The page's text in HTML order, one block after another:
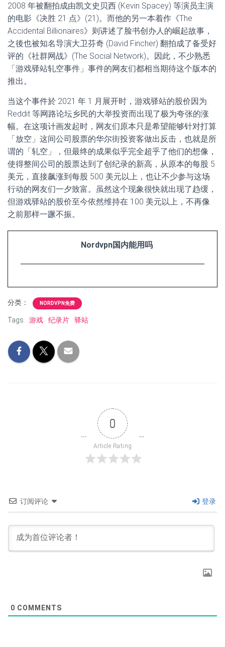
2008 年被翻拍成由凯文史贝西 (Kevin Spacey) 等演员主演
的电影《决胜 21 点》(21)。而他的另一本着作《The
Accidental Billionaires》则讲述了脸书创办人的崛起故事，
之後也被知名导演大卫芬奇 (David Fincher) 翻拍成了备受好
评的《社群网战》(The Social Network)。因此，不少熟悉
「游戏驿站轧空事件」事件的网友们都相当期待这个版本的
推出。
当这个事件於 2021 年 1 月展开时，游戏驿站的股价因为
Reddit 等网路论坛乡民的大举投资而出现了极为夸张的涨
幅。在这项计画发起时，网友们原本只是希望能够针对打算
「放空」这间公司股票的华尔街投资客做出反击，也就是所
谓的「轧空」，但最终的成果似乎完全超乎了他们的想像，
使得整间公司的股票达到了创纪录的新高，从原本的每股 5
美元，直接飙涨到每股 500 美元以上，也让不少参与这场
行动的网友们一夕致富。虽然这个现象很快就出现了趋缓，
但游戏驿站的股价至今依然维持在 100 美元以上，不再像
之前那样一蹶不振。
Nordvpn国内能用吗
分类： NORDVPN免费
Tags: 游戏 纪录片 驿站
0
Article Rating
订阅评论 登录
0 COMMENTS